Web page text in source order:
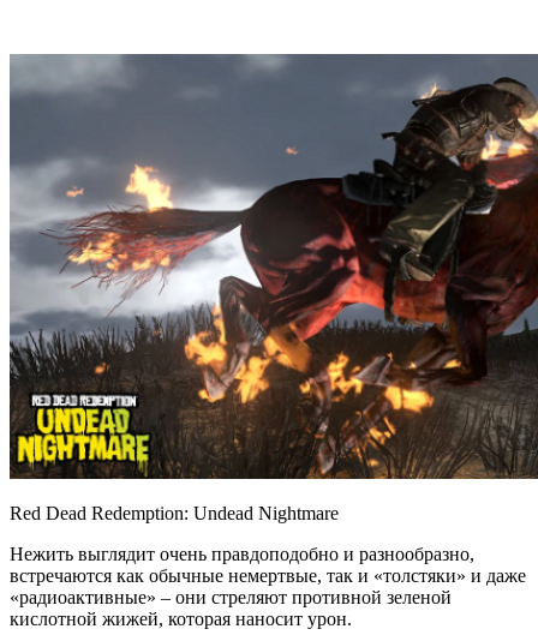
Red Dead Redemption: Undead Nightmare
Нежить выглядит очень правдоподобно и разнообразно,
встречаются как обычные немертвые, так и «толстяки» и даже
«радиоактивные» – они стреляют противной зеленой
кислотной жижей, которая наносит урон.